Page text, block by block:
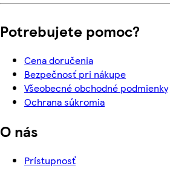
Potrebujete pomoc?
Cena doručenia
Bezpečnosť pri nákupe
Všeobecné obchodné podmienky
Ochrana súkromia
O nás
Prístupnosť